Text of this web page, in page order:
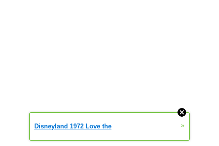
Disneyland 1972 Love the »